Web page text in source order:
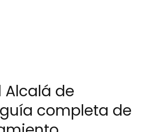
Alcalá de
completa de